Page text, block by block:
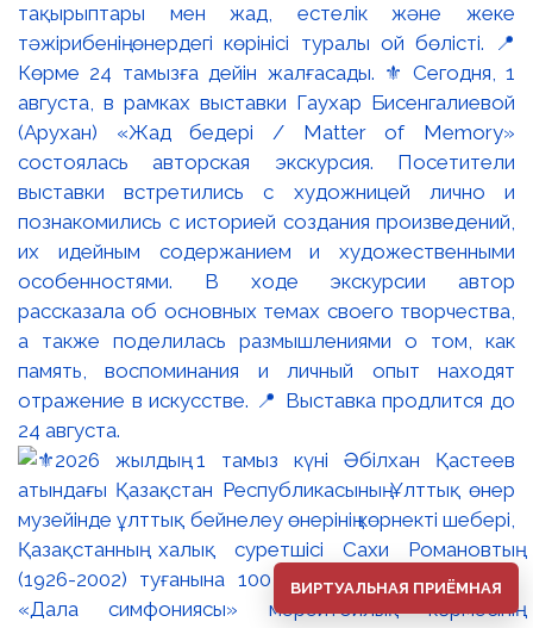
тақырыптары мен жад, естелік және жеке
тәжірибенің өнердегі көрінісі туралы ой бөлісті. 📍
Көрме 24 тамызға дейін жалғасады. ⚜️ Сегодня, 1
августа, в рамках выставки Гаухар Бисенгалиевой
(Арухан) «Жад бедері / Matter of Memory»
состоялась авторская экскурсия. Посетители
выставки встретились с художницей лично и
познакомились с историей создания произведений,
их идейным содержанием и художественными
особенностями. В ходе экскурсии автор
рассказала об основных темах своего творчества,
а также поделилась размышлениями о том, как
память, воспоминания и личный опыт находят
отражение в искусстве. 📍 Выставка продлится до
24 августа.
ВИРТУАЛЬНАЯ ПРИЁМНАЯ